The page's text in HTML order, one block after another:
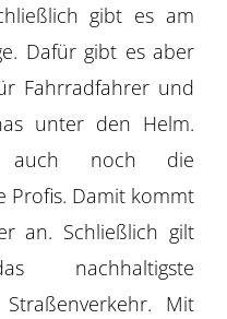
gibt es am
Dafür gibt es aber
Fahrradfahrer und
unter den Helm.
auch noch die
Profis. Damit kommt
an. Schließlich gilt
nachhaltigste
Mit